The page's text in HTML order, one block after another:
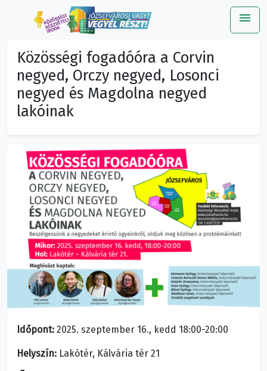
menu
Közösségi fogadóóra a Corvin
negyed, Orczy negyed, Losonci
negyed és Magdolna negyed
lakóinak
Időpont: 2025. szeptember 16., kedd 18:00-20:00
Helyszín: Lakótér, Kálvária tér 21